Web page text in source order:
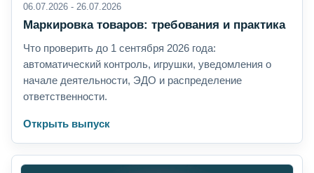
06.07.2026 - 26.07.2026
Маркировка товаров: требования и практика
Что проверить до 1 сентября 2026 года:
автоматический контроль, игрушки, уведомления о
начале деятельности, ЭДО и распределение
ответственности.
Открыть выпуск